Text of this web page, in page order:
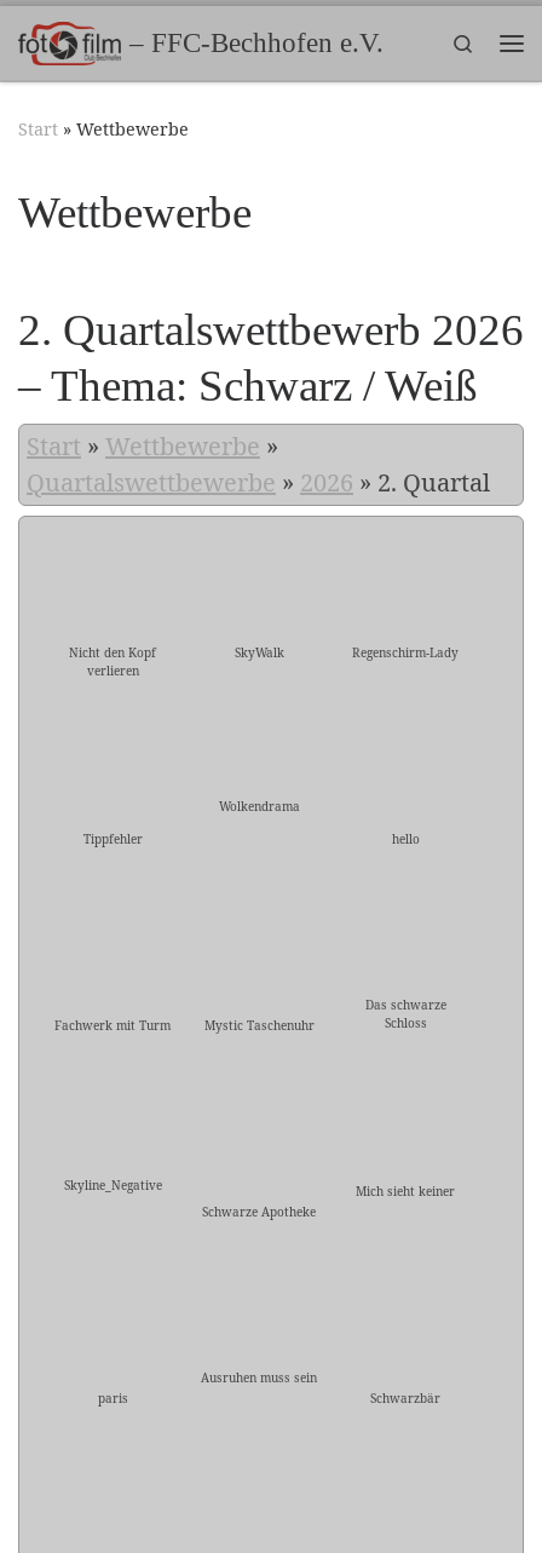
Zum Inhalt springen– FFC-Bechhofen e.V.
Search
Start » Wettbewerbe
Wettbewerbe
2. Quartalswettbewerb 2026
– Thema: Schwarz / Weiß
Start » Wettbewerbe »
Quartalswettbewerbe » 2026 » 2. Quartal
Nicht den Kopf
verlieren
SkyWalk Regenschirm-Lady
Tippfehler
Wolkendrama
hello
Fachwerk mit Turm Mystic Taschenuhr
Das schwarze
Schloss
Skyline_Negative
Schwarze Apotheke
Mich sieht keiner
paris
Ausruhen muss sein
Schwarzbär